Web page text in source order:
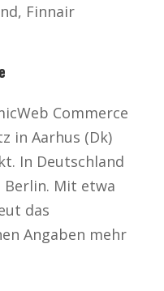
Finnair
Commerce
in Aarhus (Dk)
In Deutschland
Berlin. Mit etwa
das
Angaben mehr